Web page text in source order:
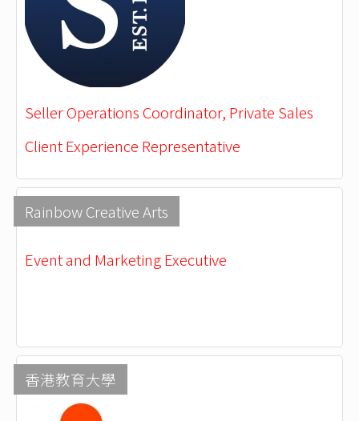
Seller Operations Coordinator, Private Sales
Client Experience Representative
Rainbow Creative Arts
Event and Marketing Executive
香港教育大學